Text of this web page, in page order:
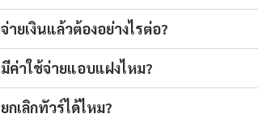
จ่ายเงินแล้วต้องอย่างไรต่อ?
มีค่าใช้จ่ายแอบแฝงไหม?
ยกเลิกทัวร์ได้ไหม?